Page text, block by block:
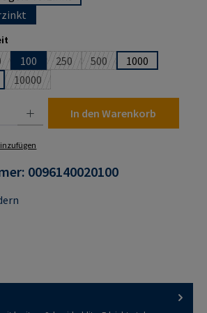
zurzeit nicht verfügbar.)
ist zurzeit nicht verfügbar.)
Option ist zurzeit nicht verfügbar.)
100 250(Diese Option ist zurzeit nicht
500(Diese Option ist zurzeit
1000
zurzeit nicht verfügbar.)
10000(Diese Option ist zurzeit nicht verfügbar.)
In den Warenkorb
0096140020100